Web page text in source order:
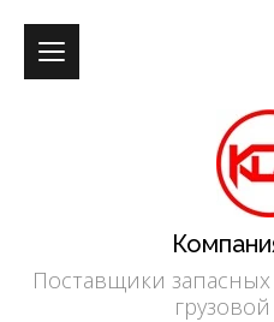
Поставщики запасных